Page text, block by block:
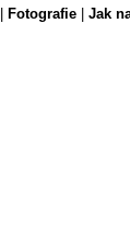
Fotografie| Jak